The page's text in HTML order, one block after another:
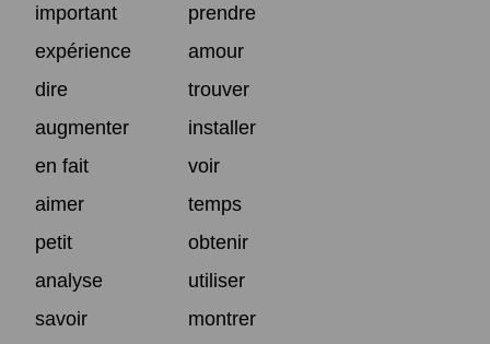
important
prendre
expérience
amour
dire
trouver
augmenter
installer
en fait
voir
aimer
temps
petit
obtenir
analyse
utiliser
savoir
montrer